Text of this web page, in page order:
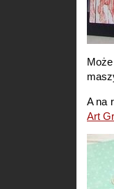
A na
Art